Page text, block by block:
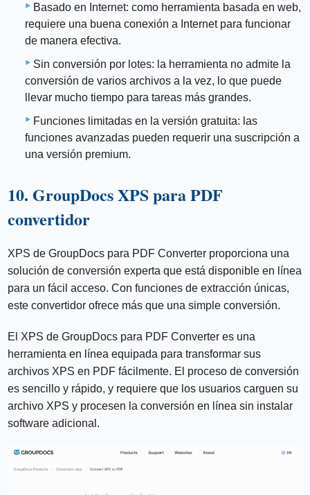
Basado en Internet: como herramienta basada en web,
requiere una buena conexión a Internet para funcionar
de manera efectiva.
Sin conversión por lotes: la herramienta no admite la
conversión de varios archivos a la vez, lo que puede
llevar mucho tiempo para tareas más grandes.
Funciones limitadas en la versión gratuita: las
funciones avanzadas pueden requerir una suscripción a
una versión premium.
10. GroupDocs XPS para PDF
convertidor
XPS de GroupDocs para PDF Converter proporciona una
solución de conversión experta que está disponible en línea
para un fácil acceso. Con funciones de extracción únicas,
este convertidor ofrece más que una simple conversión.
El XPS de GroupDocs para PDF Converter es una
herramienta en línea equipada para transformar sus
archivos XPS en PDF fácilmente. El proceso de conversión
es sencillo y rápido, y requiere que los usuarios carguen su
archivo XPS y procesen la conversión en línea sin instalar
software adicional.